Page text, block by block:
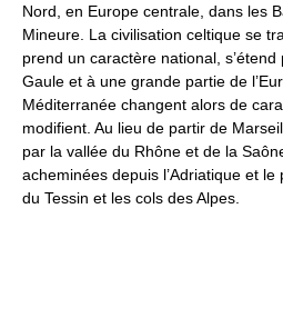
Nord, en Europe centrale, dans les
Mineure. La civilisation celtique se
prend un caractère national,
Gaule et à une grande partie de
Méditerranée changent alors de
modifient. Au lieu de partir de
par la vallée du Rhône et de la
acheminées depuis l’Adriatique et
du Tessin et les cols des Alpes.